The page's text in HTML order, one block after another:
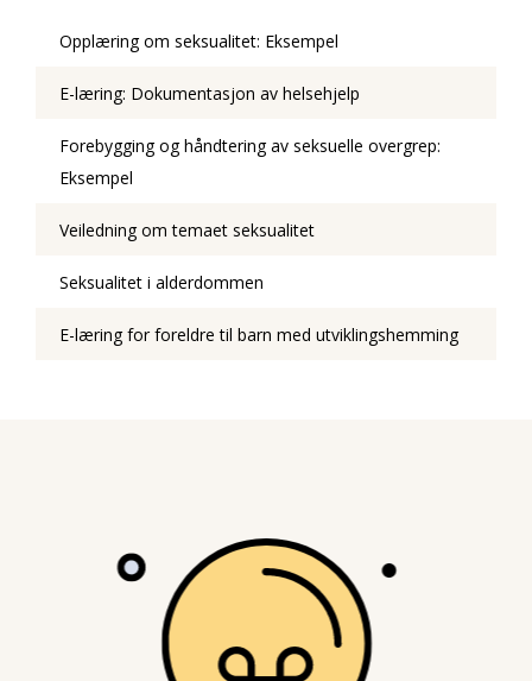
Opplæring om seksualitet: Eksempel
E-læring: Dokumentasjon av helsehjelp
Forebygging og håndtering av seksuelle overgrep:
Eksempel
Veiledning om temaet seksualitet
Seksualitet i alderdommen
E-læring for foreldre til barn med utviklingshemming